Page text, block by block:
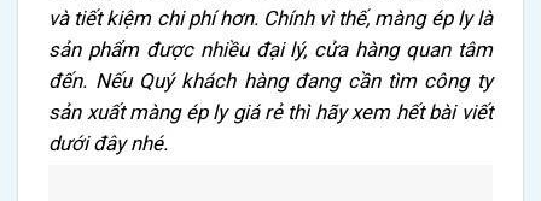
và tiết kiệm chi phí hơn. Chính vì thế, màng ép ly là
sản phẩm được nhiều đại lý, cửa hàng quan tâm
đến. Nếu Quý khách hàng đang cần tìm công ty
sản xuất màng ép ly giá rẻ thì hãy xem hết bài viết
dưới đây nhé.